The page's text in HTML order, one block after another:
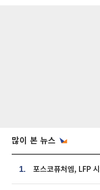
많이 본 뉴스
1.